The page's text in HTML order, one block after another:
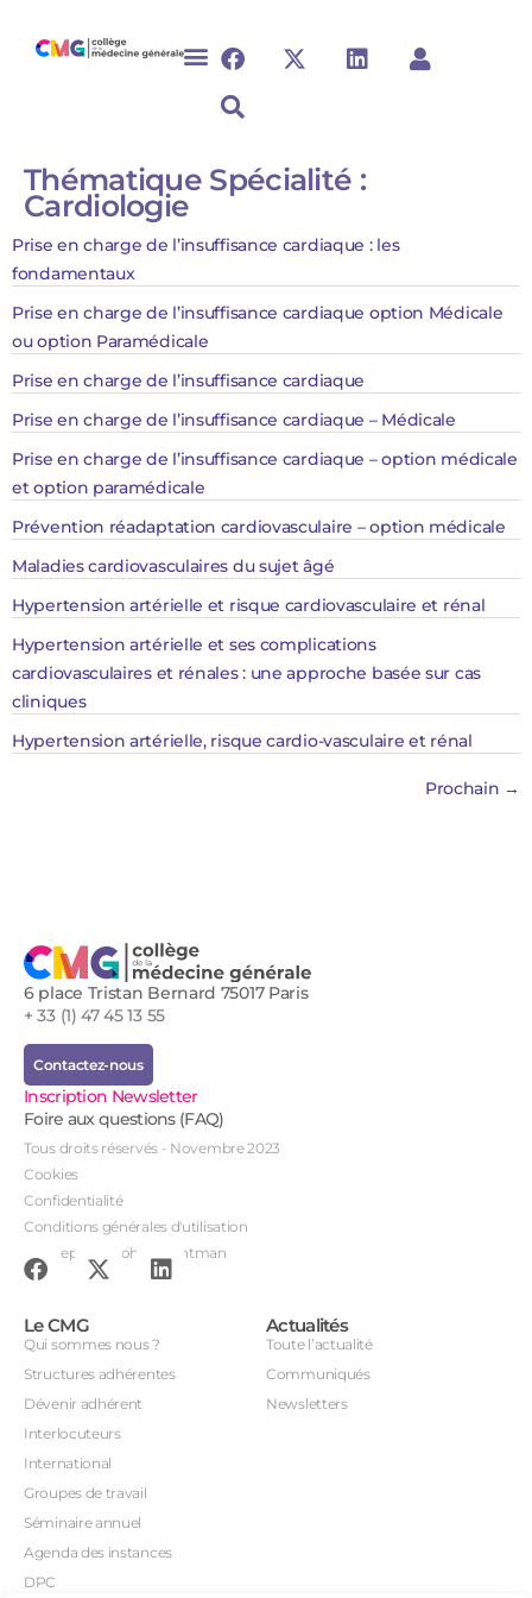
Thématique Spécialité :
Cardiologie
Prise en charge de l’insuffisance cardiaque : les
fondamentaux
Prise en charge de l’insuffisance cardiaque option Médicale
ou option Paramédicale
Prise en charge de l’insuffisance cardiaque
Prise en charge de l’insuffisance cardiaque – Médicale
Prise en charge de l’insuffisance cardiaque – option médicale
et option paramédicale
Prévention réadaptation cardiovasculaire – option médicale
Maladies cardiovasculaires du sujet âgé
Hypertension artérielle et risque cardiovasculaire et rénal
Hypertension artérielle et ses complications
cardiovasculaires et rénales : une approche basée sur cas
cliniques
Hypertension artérielle, risque cardio-vasculaire et rénal
Prochain →
6 place Tristan Bernard 75017 Paris
+ 33 (1) 47 45 13 55
Contactez-nous
Inscription Newsletter
Foire aux questions (FAQ)
Tous droits réservés - Novembre 2023
Cookies
Confidentialité
Conditions générales d'utilisation
Conception : John Brightman
Le CMG
Qui sommes nous ?
Structures adhérentes
Dévenir adhérent
Interlocuteurs
International
Groupes de travail
Séminaire annuel
Agenda des instances
DPC
Actualités
Toute l’actualité
Communiqués
Newsletters